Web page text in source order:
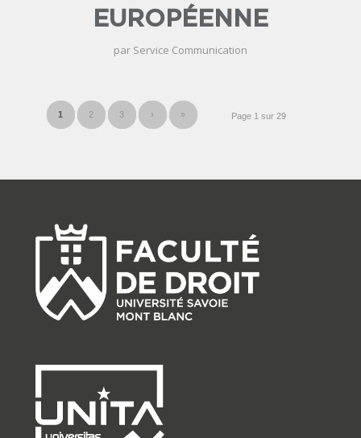
EUROPÉENNE
par Service Communication
Page 1 sur 29
1 2 3 › »